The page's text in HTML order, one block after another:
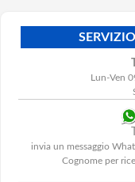
Lun-Ven
invia un messaggio
Cognome per